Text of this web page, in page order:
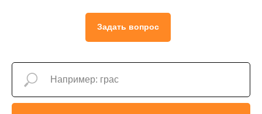
Задать вопрос